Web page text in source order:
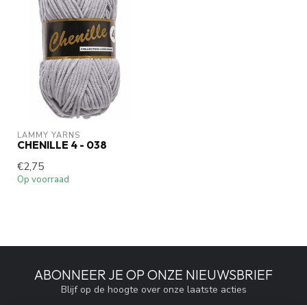
LAMMY YARNS
CHENILLE 4 - 038
€2,75
Op voorraad
ABONNEER JE OP ONZE NIEUWSBRIEF
Blijf op de hoogte over onze laatste acties